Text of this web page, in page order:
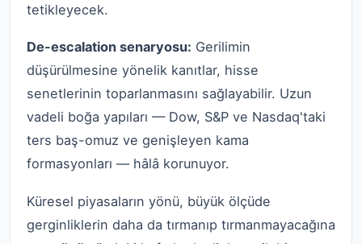
tetikleyecek.
De-escalation senaryosu: Gerilimin
düşürülmesine yönelik kanıtlar, hisse
senetlerinin toparlanmasını sağlayabilir. Uzun
vadeli boğa yapıları — Dow, S&P ve Nasdaq'taki
ters baş-omuz ve genişleyen kama
formasyonları — hâlâ korunuyor.
Küresel piyasaların yönü, büyük ölçüde
gerginliklerin daha da tırmanıp tırmanmayacağına